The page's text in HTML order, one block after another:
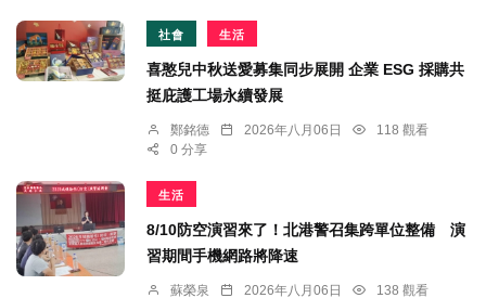
社會 生活
喜憨兒中秋送愛募集同步展開 企業 ESG 採購共
挺庇護工場永續發展
鄭銘德 2026年八月06日
118 觀看
0 分享
生活
8/10防空演習來了！北港警召集跨單位整備 演
習期間手機網路將降速
蘇榮泉 2026年八月06日
138 觀看